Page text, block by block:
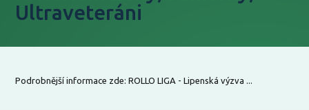
Ultraveteráni
Podrobnější informace zde: ROLLO LIGA - Lipenská výzva ...